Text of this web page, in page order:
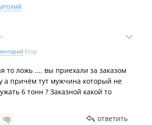
объекте за ожидание.
Егор
то ложь .... вы приехали за заказом
а причём тут мужчина который не
6 тонн ? Заказной какой то
ответить